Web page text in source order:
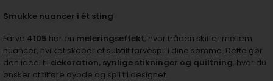
Smukke nuancer i ét sting
Farve 4105 har en meleringseffekt, hvor tråden skifter mellem
nuancer, hvilket skaber et subtilt farvespil i dine sømme. Dette gør
den ideel til dekoration, synlige stikninger og quiltning, hvor du
ønsker at tilføre dybde og spil til designet.